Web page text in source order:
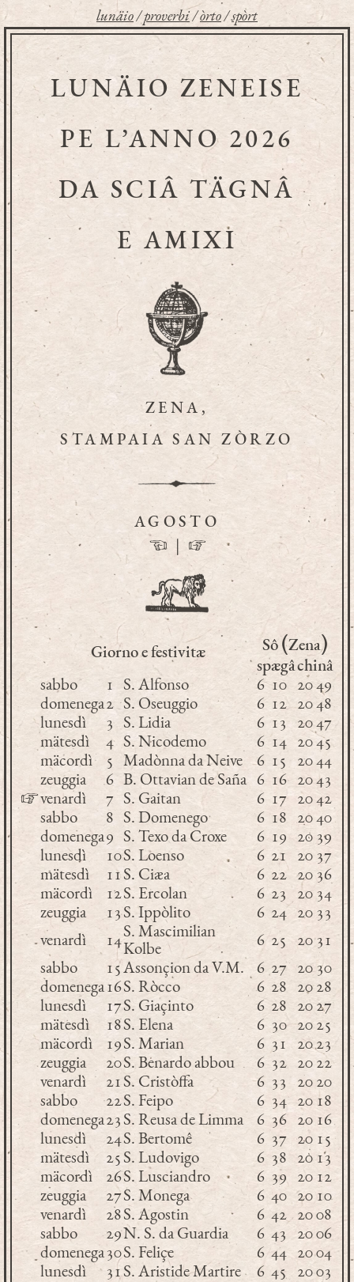
lunäio/proverbi/òrto/spòrt
LUNÄIO ZENEISE
PE L’ANNO 2026
DA SCIÂ TÄGNÂ
E AMIXI
ZENA,
STAMPAIA SAN ZÒRZO
AGOSTO
☜ | ☞
Giorno e festivitæ Sô(Zena)
spægâchinâ
sabbo
1 S. Alfonso 6 10 2049
domenega2 S. Oseuggio 6 12 2048
lunesdì
3 S. Lidia 6 13 2047
mätesdì
4 S. Nicodemo 6 14 2045
mäcordì
5 Madònna da Neive 6 15 2044
zeuggia
6 B. Ottavian de Saña 6 16 2043
☞venardì 7 S. Gaitan 6 17 2042
sabbo
8 S. Domenego 6 18 2040
domenega9 S. Texo da Croxe 6 19 20 39
lunesdì
10S. Loenso 6 21 20 37
mätesdì
11S. Ciæa 6 22 20 36
mäcordì
12S. Ercolan 6 23 20 34
zeuggia
13S. Ippòlito 6 24 20 33
venardì
14S. Mascimilian
Kolbe
6 25 20 31
sabbo
15Assonçion da V.M. 6 27 2030
domenega16S. Ròcco 6 28 2028
lunesdì
17S. Giaçinto 6 28 2027
mätesdì
18S. Elena 6 30 2025
mäcordì
19S. Marian 6 31 2023
zeuggia
20S. Benardo abbou 6 32 2022
venardì
21S. Cristòffa 6 33 2020
sabbo
22S. Feipo 6 34 20 18
domenega23S. Reusa de Limma 6 36 20 16
lunesdì
24S. Bertomê 6 37 20 15
mätesdì
25S. Ludovigo 6 38 20 13
mäcordì
26S. Lusciandro 6 39 20 12
zeuggia
27S. Monega 6 40 20 10
venardì
28S. Agostin 6 42 2008
sabbo
29N. S. da Guardia 6 43 2006
domenega30S. Feliçe 6 44 2004
lunesdì
31S. Aristide Martire 6 45 2003